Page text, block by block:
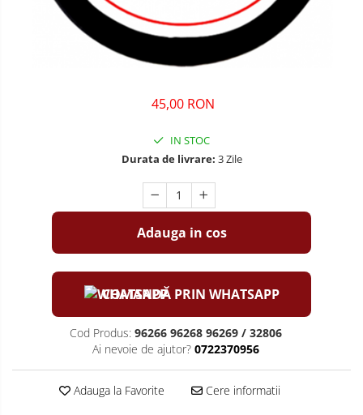
45,00 RON
IN STOC
Durata de livrare: 3 Zile
Adauga in cos
COMANDĂ PRIN WHATSAPP
Cod Produs: 96266 96268 96269 / 32806
Ai nevoie de ajutor? 0722370956
Adauga la Favorite Cere informatii